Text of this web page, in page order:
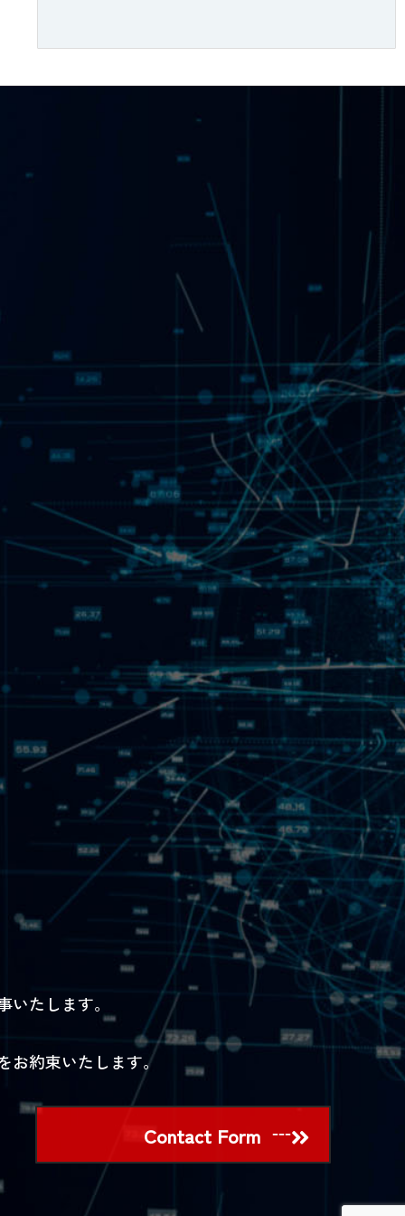
たします。
お約束いたします。
Contact Form